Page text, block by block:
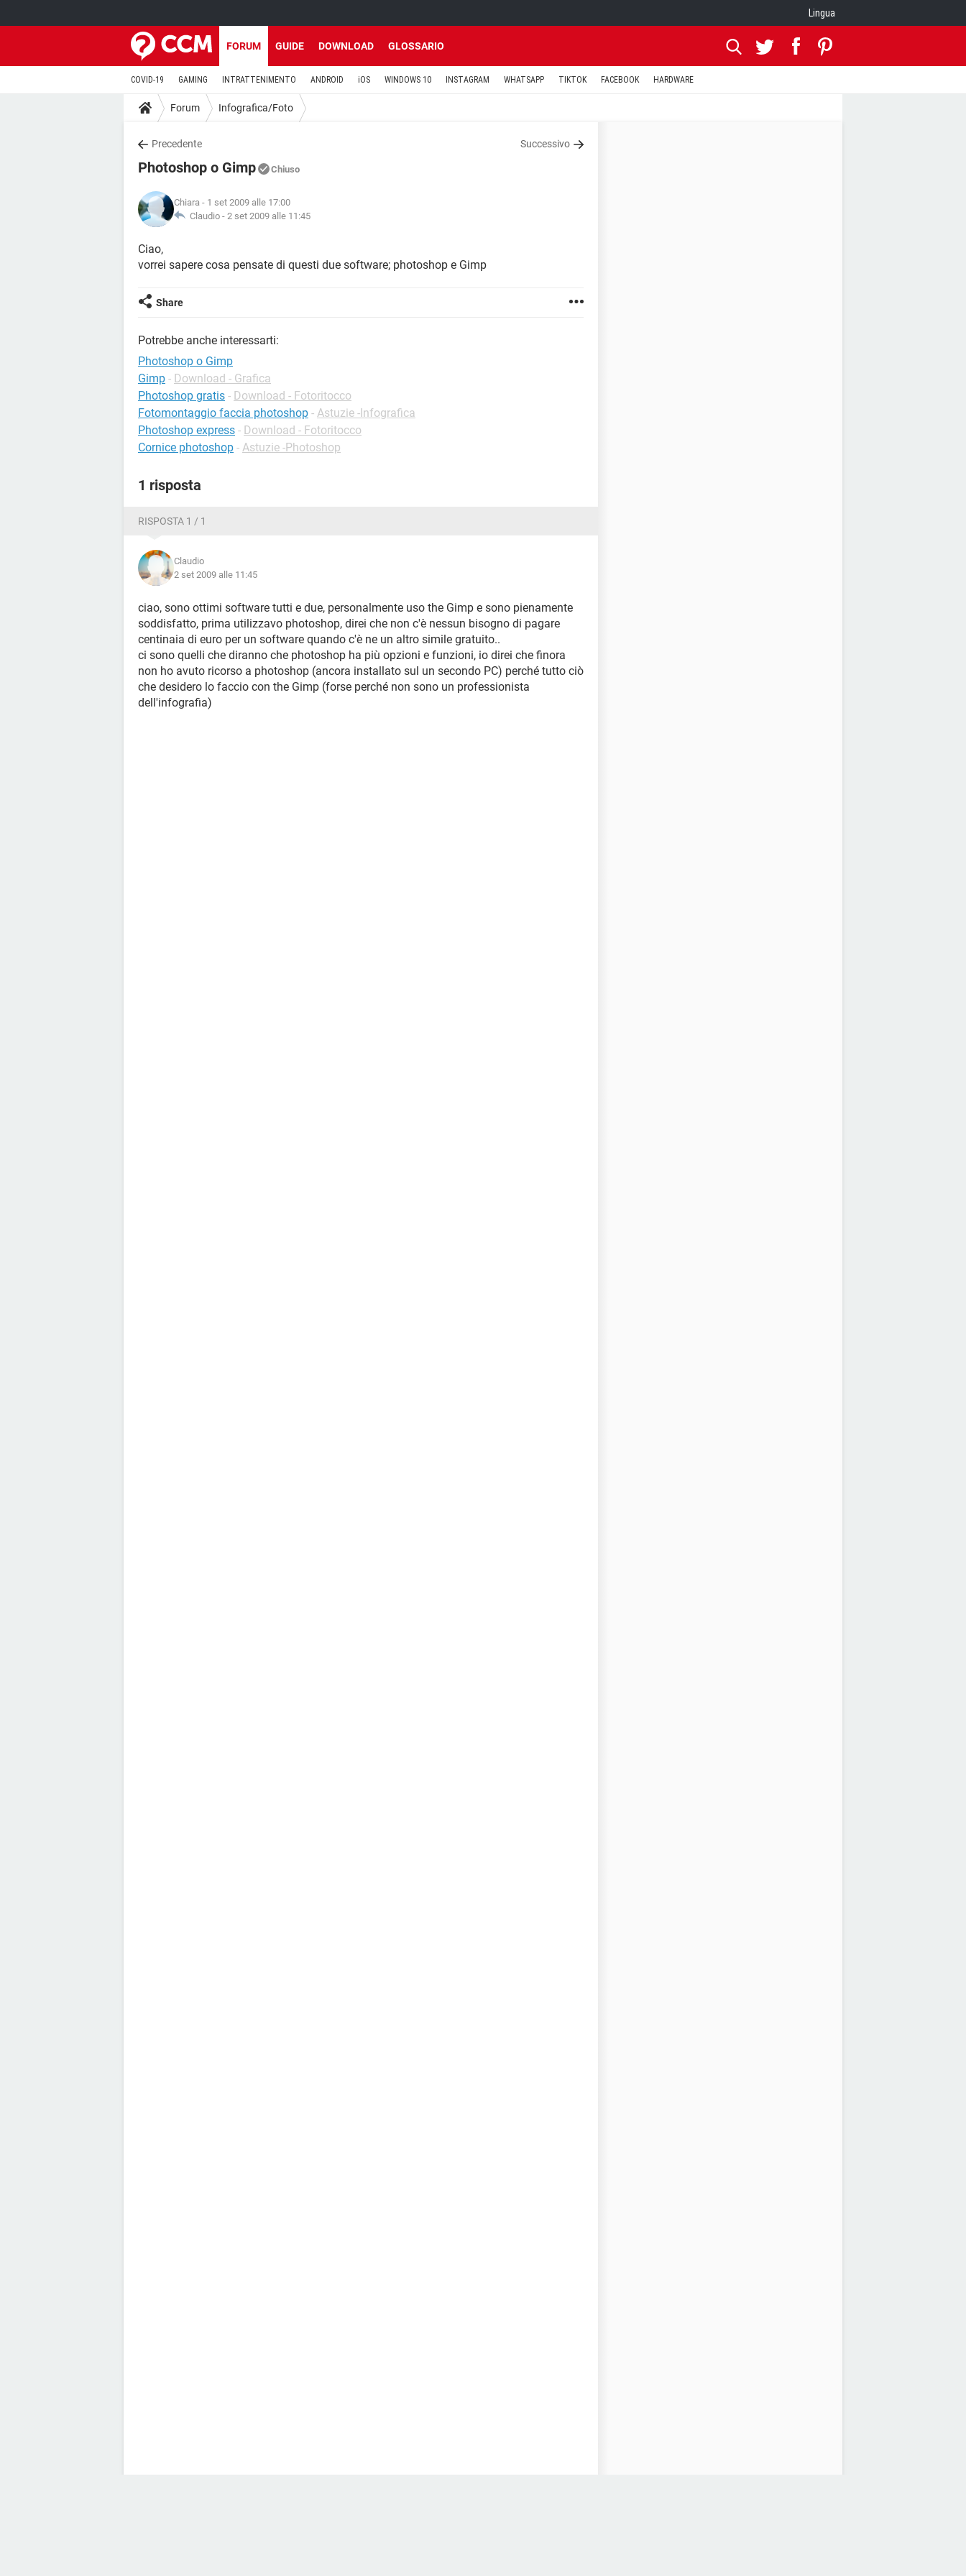
Lingua
FORUM GUIDE DOWNLOAD GLOSSARIO
COVID-19 GAMING INTRATTENIMENTO ANDROID iOS WINDOWS 10 INSTAGRAM WHATSAPP TIKTOK FACEBOOK HARDWARE
Forum Infografica/Foto
Precedente Successivo
Photoshop o Gimp Chiuso
Chiara - 1 set 2009 alle 17:00
Claudio - 2 set 2009 alle 11:45
Ciao,
vorrei sapere cosa pensate di questi due software; photoshop e Gimp
Share
Potrebbe anche interessarti:
Photoshop o Gimp
Gimp - Download - Grafica
Photoshop gratis - Download - Fotoritocco
Fotomontaggio faccia photoshop - Astuzie -Infografica
Photoshop express - Download - Fotoritocco
Cornice photoshop - Astuzie -Photoshop
1 risposta
RISPOSTA 1 / 1
Claudio
2 set 2009 alle 11:45
ciao, sono ottimi software tutti e due, personalmente uso the Gimp e sono pienamente
soddisfatto, prima utilizzavo photoshop, direi che non c'è nessun bisogno di pagare
centinaia di euro per un software quando c'è ne un altro simile gratuito..
ci sono quelli che diranno che photoshop ha più opzioni e funzioni, io direi che finora
non ho avuto ricorso a photoshop (ancora installato sul un secondo PC) perché tutto ciò
che desidero lo faccio con the Gimp (forse perché non sono un professionista
dell'infografia)